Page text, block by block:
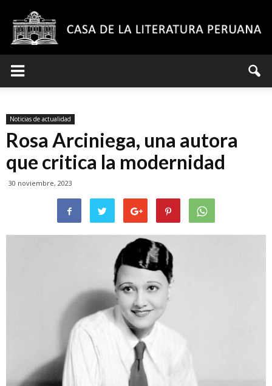
Literatura
Peruana
Noticias de actualidad
Rosa Arciniega, una autora
que critica la modernidad
30 noviembre, 2023